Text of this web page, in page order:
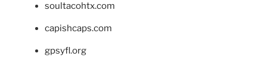
soultacohtx.com
capishcaps.com
gpsyfl.org